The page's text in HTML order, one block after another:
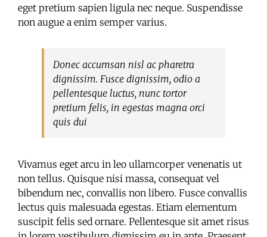
eget pretium sapien ligula nec neque. Suspendisse
non augue a enim semper varius.
Donec accumsan nisl ac pharetra
dignissim. Fusce dignissim, odio a
pellentesque luctus, nunc tortor
pretium felis, in egestas magna orci
quis dui
Vivamus eget arcu in leo ullamcorper venenatis ut
non tellus. Quisque nisi massa, consequat vel
bibendum nec, convallis non libero. Fusce convallis
lectus quis malesuada egestas. Etiam elementum
suscipit felis sed ornare. Pellentesque sit amet risus